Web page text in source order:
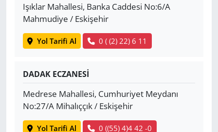
Işıklar Mahallesi, Banka Caddesi No:6/A
Mahmudiye / Eskişehir
Yol Tarifi Al 0 ( (2) 22) 6 11
DADAK ECZANESİ
Medrese Mahallesi, Cumhuriyet Meydanı
No:27/A Mihalıççık / Eskişehir
Yol Tarifi Al 0 ((55) 4)4 42 -0